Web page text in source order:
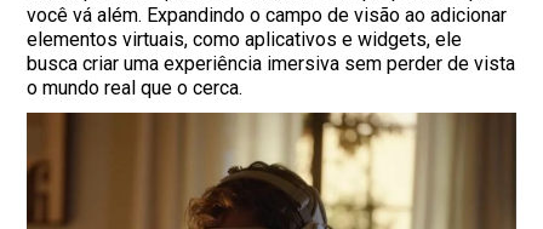
você vá além. Expandindo o campo de visão ao adicionar
elementos virtuais, como aplicativos e widgets, ele
busca criar uma experiência imersiva sem perder de vista
o mundo real que o cerca.